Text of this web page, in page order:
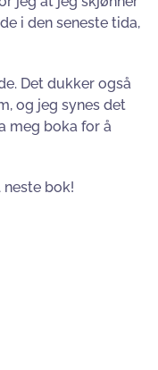
i den seneste tida,
Det dukker også
og jeg synes det
meg boka for å
bok!